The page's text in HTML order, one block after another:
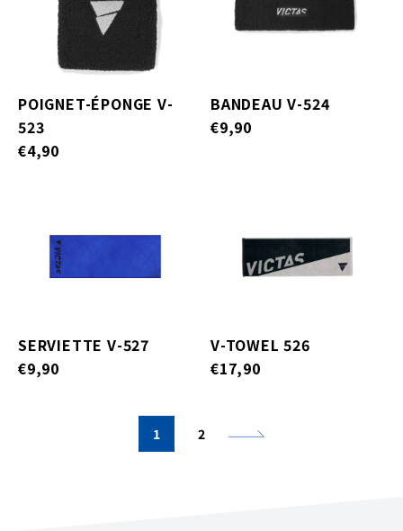
POIGNET-ÉPONGE V-
523
€4,90
BANDEAU V-524
€9,90
SERVIETTE V-527
€9,90
V-TOWEL 526
€17,90
1 2